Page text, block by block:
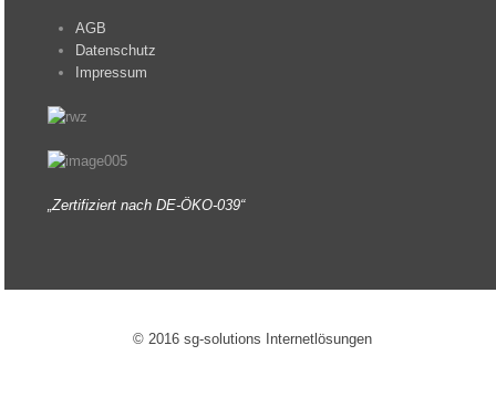
AGB
Datenschutz
Impressum
„Zertifiziert nach DE-ÖKO-039“
© 2016 sg-solutions Internetlösungen